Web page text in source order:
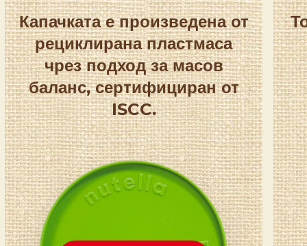
Капачката е произведена от
рециклирана пластмаса
чрез подход за масов
баланс, сертифициран от
ISCC.